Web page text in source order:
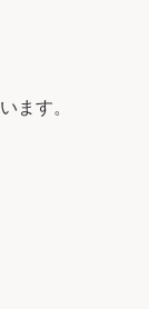
ます。